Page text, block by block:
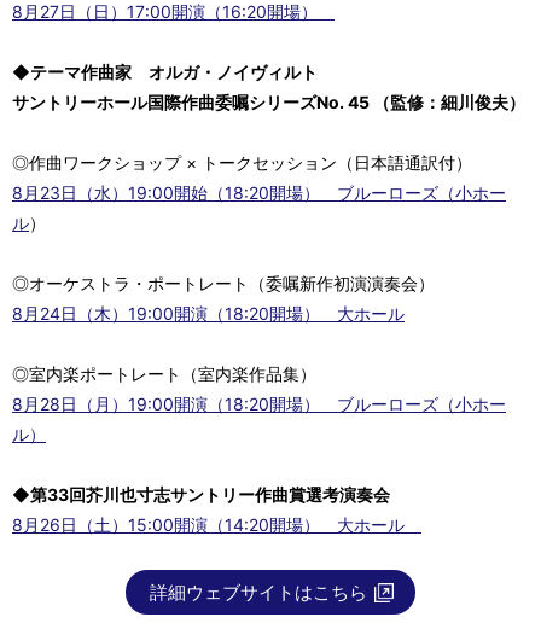
8月27日（日）17:00開演（16:20開場）
◆テーマ作曲家 オルガ・ノイヴィルト
サントリーホール国際作曲委嘱シリーズNo. 45 （監修：細川俊夫）
◎作曲ワークショップ × トークセッション（日本語通訳付）
8月23日（水）19:00開始（18:20開場） ブルーローズ（小ホー
ル）
◎オーケストラ・ポートレート（委嘱新作初演演奏会）
8月24日（木）19:00開演（18:20開場） 大ホール
◎室内楽ポートレート（室内楽作品集）
8月28日（月）19:00開演（18:20開場） ブルーローズ（小ホー
ル）
◆第33回芥川也寸志サントリー作曲賞選考演奏会
8月26日（土）15:00開演（14:20開場） 大ホール
詳細ウェブサイトはこちら